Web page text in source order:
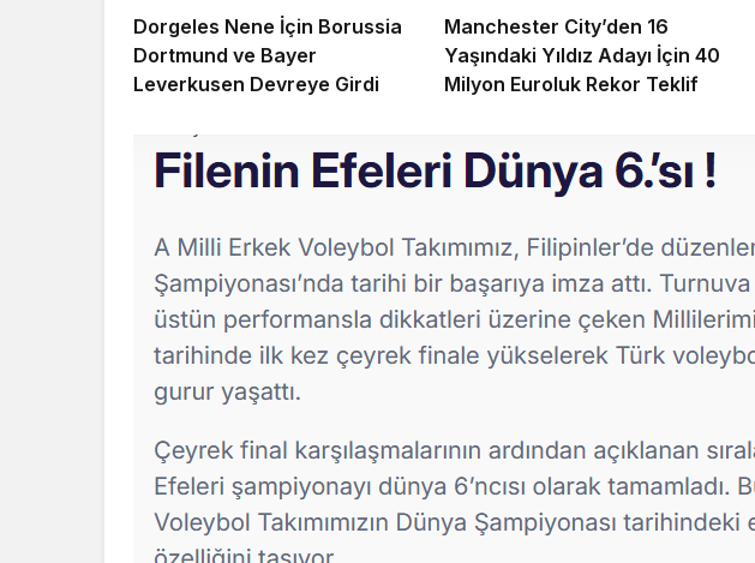
Dorgeles Nene İçin Borussia
Dortmund ve Bayer
Leverkusen Devreye Girdi
Manchester City’den 16
Yaşındaki Yıldız Adayı İçin 40
Milyon Euroluk Rekor Teklif